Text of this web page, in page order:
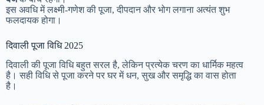
इस अवधि में लक्ष्मी-गणेश की पूजा, दीपदान और भोग लगाना अत्यंत शुभ
फलदायक होगा।
दिवाली पूजा विधि 2025
दिवाली की पूजा विधि बहुत सरल है, लेकिन प्रत्येक चरण का धार्मिक महत्व
है। सही विधि से पूजा करने पर घर में धन, सुख और समृद्धि का वास होता
है।